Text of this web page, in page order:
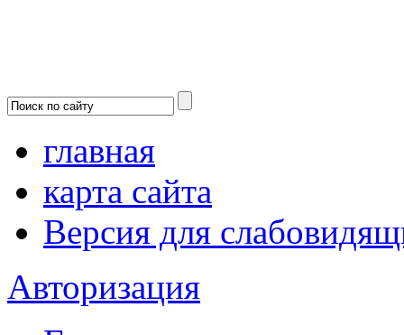
главная
карта сайта
Версия для
Авторизация